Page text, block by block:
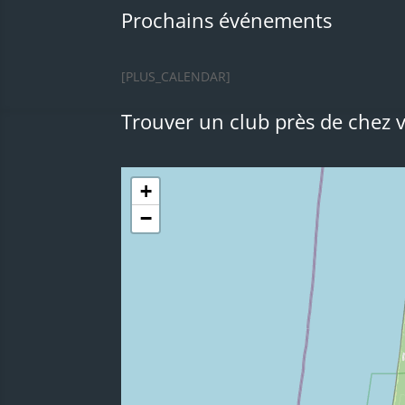
Prochains événements
[PLUS_CALENDAR]
Trouver un club près de chez
+
−